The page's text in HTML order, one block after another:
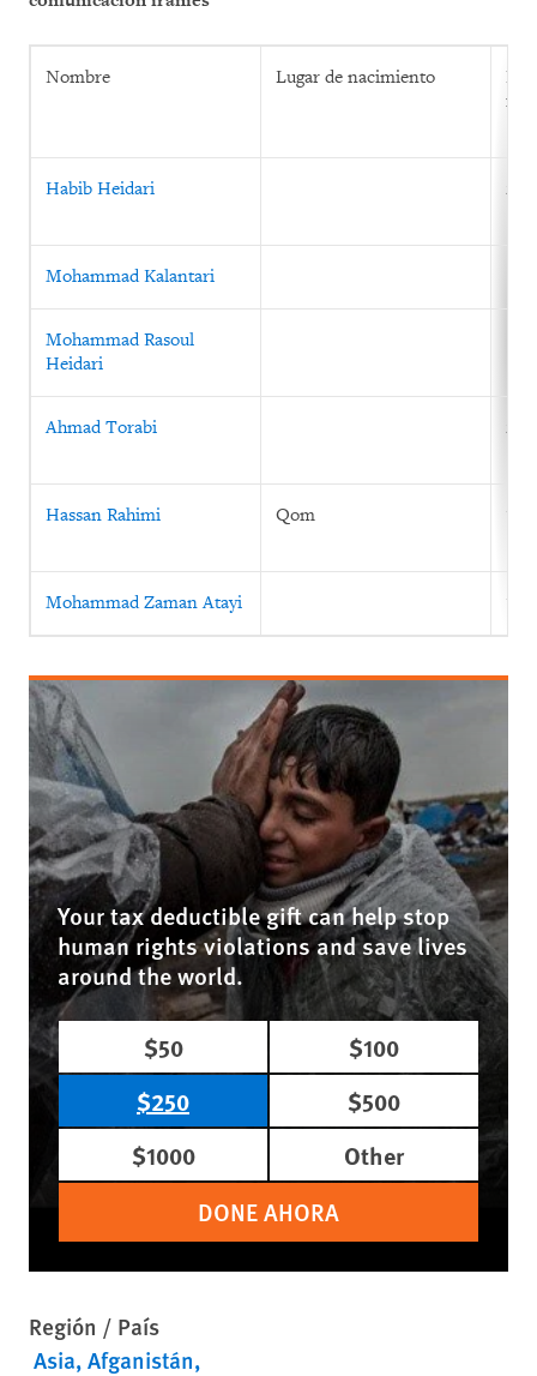
Nombre Lugar de nacimiento
Habib Heidari 22
Mohammad Kalantari
Mohammad Rasoul
Heidari
Ahmad Torabi 20
Hassan Rahimi Qom
Mohammad Zaman Atayi
Your tax deductible gift can help stop
human rights violations and save lives
around the world.
$50
$100
$250
$500
$1000
Other
DONE AHORA
Región / País
Asia Afganistán